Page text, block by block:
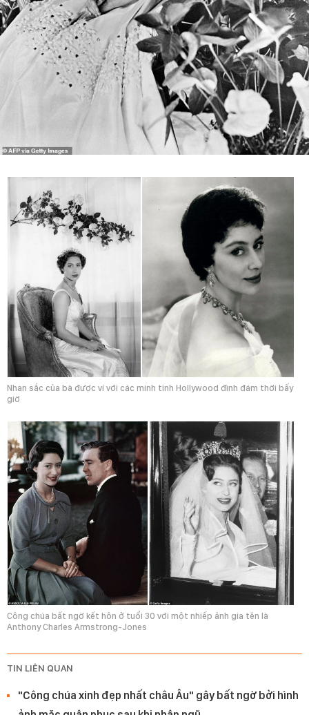
Nhan sắc của bà được ví với các minh tinh Hollywood đình đám thời bấy
giờ
Công chúa bất ngờ kết hôn ở tuổi 30 với một nhiếp ảnh gia tên là
Anthony Charles Armstrong-Jones
TIN LIÊN QUAN
"Công chúa xinh đẹp nhất châu Âu" gây bất ngờ bởi hình